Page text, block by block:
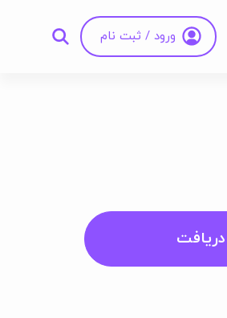
ورود / ثبت نام
دریافت